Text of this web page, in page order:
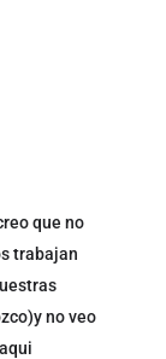
que no
trabajan
no veo